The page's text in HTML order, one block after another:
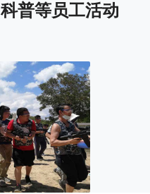
普等员工活动